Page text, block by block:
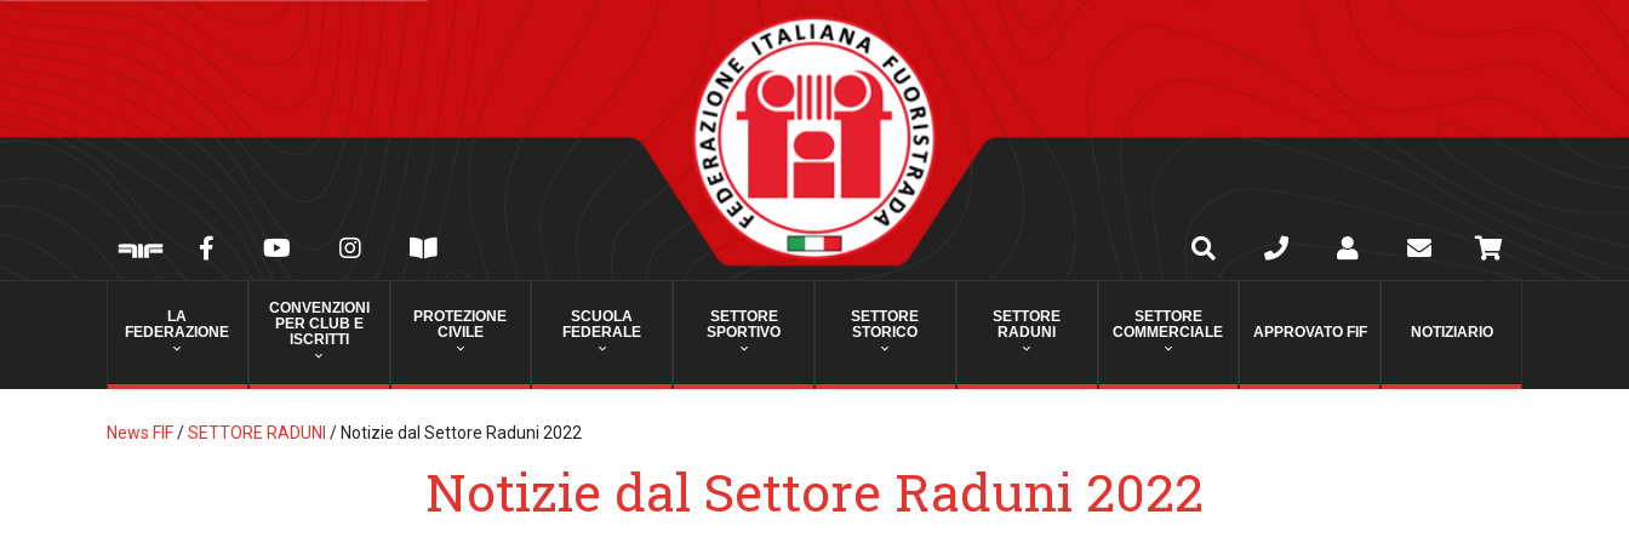
LA
FEDERAZIONE
CONVENZIONI
PER CLUB E
ISCRITTI
PROTEZIONE
CIVILE
SCUOLA
FEDERALE
SETTORE
SPORTIVO
SETTORE
STORICO
SETTORE
RADUNI
SETTORE
COMMERCIALE
APPROVATO FIF NOTIZIARIO
News FIF/SETTORE RADUNI / Notizie dal Settore Raduni 2022
Notizie dal Settore Raduni 2022